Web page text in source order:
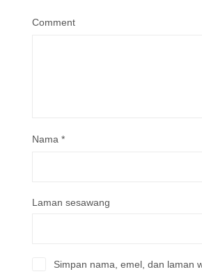
Comment
Nama *
Laman sesawang
Simpan nama, emel, dan laman